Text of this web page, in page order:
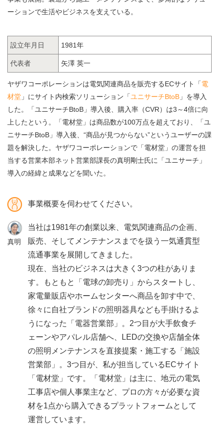
ーションで生活やビジネスを支えている。
設立年月日 1981年
代表者 矢澤 英一
ヤザワコーポレーションは電気関連商品を販売するECサイト「電
材堂 」にサイト内検索ソリューション「ユニサーチBtoB 」を導入
した。「ユニサーチBtoB」導入後、購入率（CVR）は3～4倍に向
上したという。「電材堂」は商品数が100万点を超えており、「ユ
ニサーチBtoB」導入後、“商品が見つからない”というユーザーの課
題を解決した。ヤザワコーポレーションで「電材堂」の運営を担
当する営業本部ネット営業部課長の真明剛士氏に「ユニサーチ」
導入の経緯と成果などを聞いた。
事業概要を伺わせてください。
真明
当社は1981年の創業以来、電気関連商品の企画、
販売、そしてメンテナンスまでを扱う一気通貫型
流通事業を展開してきました。
現在、当社のビジネスは大きく3つの柱がありま
す。もともと「電球の卸売り」からスタートし、
家電量販店やホームセンターへ商品を卸す中で、
徐々に自社ブランドの照明器具なども手掛けるよ
うになった「電器営業部」。2つ目が大手飲食チ
ェーンやアパレル店舗へ、LEDの交換や店舗全体
の照明メンテナンスを直接提案・施工する「施設
営業部」。3つ目が、私が担当しているECサイト
「電材堂」です。「電材堂」は主に、地元の電気
工事店や個人事業主など、プロの方々が必要な資
材を1点から購入できるプラットフォームとして
運営しています。